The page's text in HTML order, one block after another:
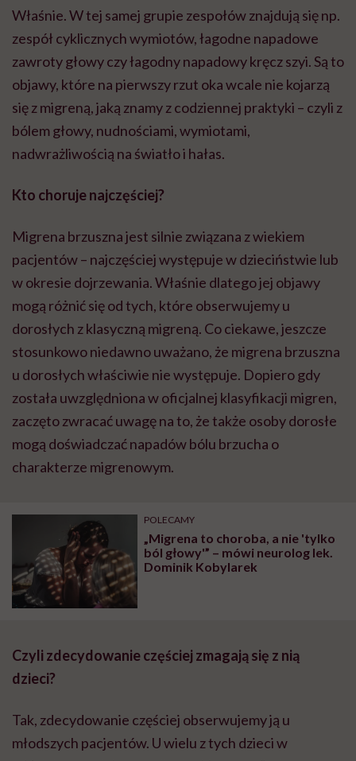
Właśnie. W tej samej grupie zespołów znajdują się np.
zespół cyklicznych wymiotów, łagodne napadowe
zawroty głowy czy łagodny napadowy kręcz szyi. Są to
objawy, które na pierwszy rzut oka wcale nie kojarzą
się z migreną, jaką znamy z codziennej praktyki – czyli z
bólem głowy, nudnościami, wymiotami,
nadwrażliwością na światło i hałas.
Kto choruje najczęściej?
Migrena brzuszna jest silnie związana z wiekiem
pacjentów – najczęściej występuje w dzieciństwie lub
w okresie dojrzewania. Właśnie dlatego jej objawy
mogą różnić się od tych, które obserwujemy u
dorosłych z klasyczną migreną. Co ciekawe, jeszcze
stosunkowo niedawno uważano, że migrena brzuszna
u dorosłych właściwie nie występuje. Dopiero gdy
została uwzględniona w oficjalnej klasyfikacji migren,
zaczęto zwracać uwagę na to, że także osoby dorosłe
mogą doświadczać napadów bólu brzucha o
charakterze migrenowym.
POLECAMY
„Migrena to choroba, a nie 'tylko
ból głowy'” – mówi neurolog lek.
Dominik Kobylarek
Czyli zdecydowanie częściej zmagają się z nią
dzieci?
Tak, zdecydowanie częściej obserwujemy ją u
młodszych pacjentów. U wielu z tych dzieci w